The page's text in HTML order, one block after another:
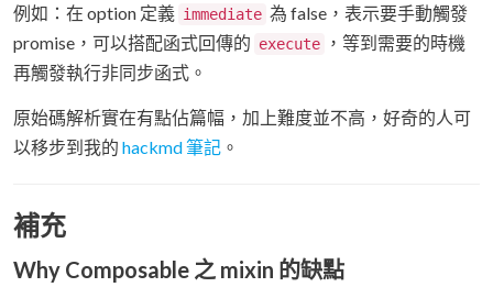
例如：在 option 定義 immediate 為 false，表示要手動觸發
promise，可以搭配函式回傳的 execute
，等到需要的時機
再觸發執行非同步函式。
原始碼解析實在有點佔篇幅，加上難度並不高，好奇的人可
以移步到我的 hackmd 筆記 。
補充
Why Composable 之 mixin 的缺點